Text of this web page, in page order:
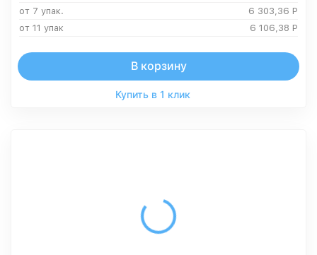
от 7 упак.
6 303,36 Р
от 11 упак
6 106,38 Р
В корзину
Купить в 1 клик